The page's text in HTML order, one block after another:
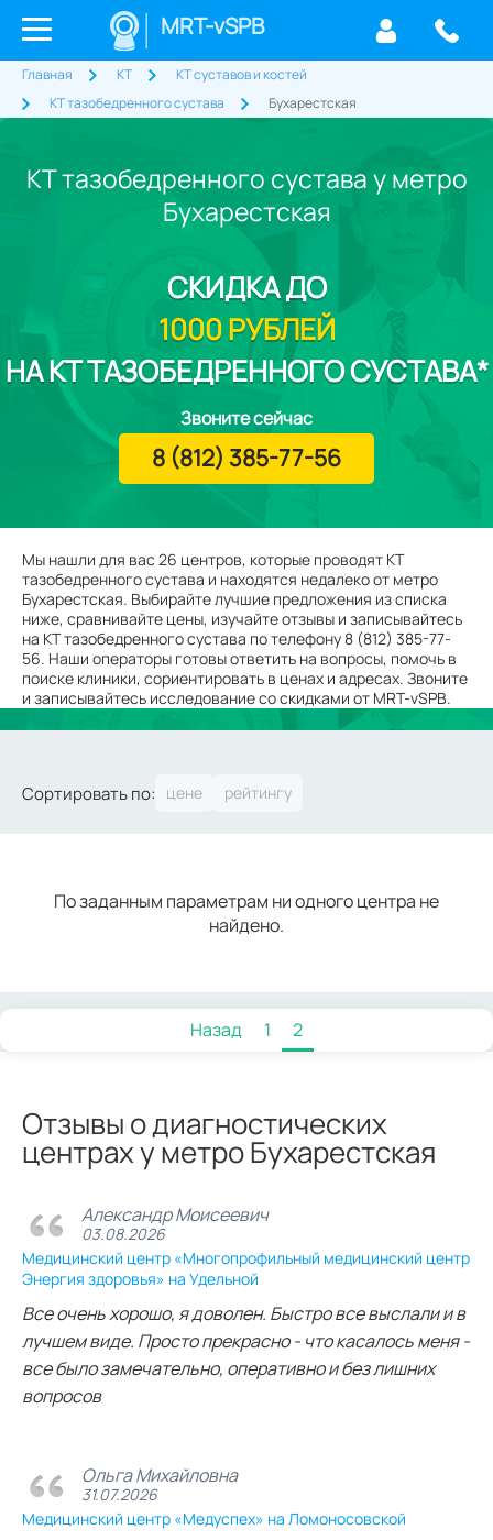
MRT-vSPB
Главная КТ
КТ суставов и костей
КТ тазобедренного сустава
Бухарестская
КТ тазобедренного сустава у метро
Бухарестская
Мы нашли для вас 26 центров, которые проводят КТ
тазобедренного сустава и находятся недалеко от метро
Бухарестская. Выбирайте лучшие предложения из списка
ниже, сравнивайте цены, изучайте отзывы и записывайтесь
на КТ тазобедренного сустава по телефону 8 (812) 385-77-
56. Наши операторы готовы ответить на вопросы, помочь в
поиске клиники, сориентировать в ценах и адресах. Звоните
и записывайтесь исследование со скидками от MRT-vSPB.
СКИДКАДО
1000 РУБЛЕЙ
НА КТ ТАЗОБЕДРЕННОГО СУСТАВА*
Звоните сейчас
8 (812) 385-77-56
Сортировать по:
По заданным параметрам ни одного центра не
найдено.
Назад 1 2
Отзывы о диагностических
центрах у метро Бухарестская
Александр Моисеевич
03.08.2026
Медицинский центр «Многопрофильный медицинский центр
Энергия здоровья» на Удельной
Все очень хорошо, я доволен. Быстро все выслали и в
лучшем виде. Просто прекрасно - что касалось меня -
все было замечательно, оперативно и без лишних
вопросов
Ольга Михайловна
31.07.2026
Медицинский центр «Медуспех» на Ломоносовской